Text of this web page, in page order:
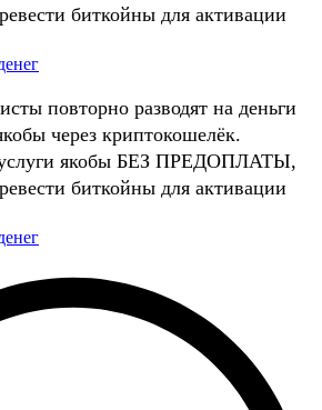
биткойны для активации
повторно разводят на деньги
через криптокошелёк.
якобы БЕЗ ПРЕДОПЛАТЫ,
биткойны для активации